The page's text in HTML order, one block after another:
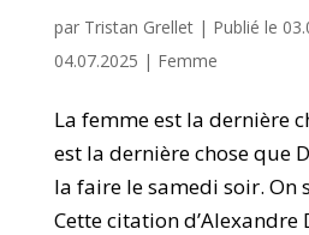
par Tristan Grellet| Publié le
04.07.2025 | Femme
La femme est la dernière
est la dernière chose que
la faire le samedi soir. On
Cette citation